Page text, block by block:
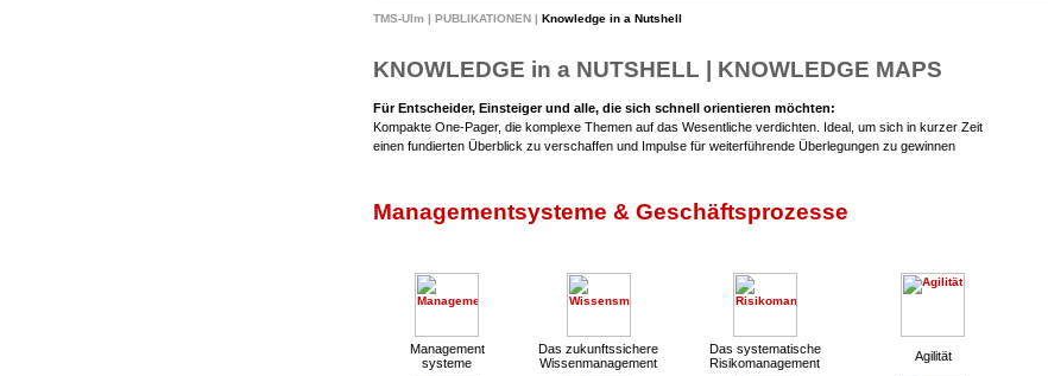
TMS-Ulm | PUBLIKATIONEN | Knowledge in a Nutshell
KNOWLEDGE in a NUTSHELL | KNOWLEDGE MAPS
Für Entscheider, Einsteiger und alle, die sich schnell orientieren möchten:
Kompakte One-Pager, die komplexe Themen auf das Wesentliche verdichten. Ideal, um sich in kurzer Zeit
einen fundierten Überblick zu verschaffen und Impulse für weiterführende Überlegungen zu gewinnen
Managementsysteme & Geschäftsprozesse
Management
systeme
Das zukunftssichere
Wissenmanagement
Das systematische
Risikomanagement
Agilität